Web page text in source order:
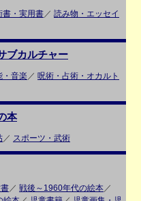
書・実用書／ 読み物・エッセイ
ブカルチャー
・音楽 ／ 呪術・占術・オカルト
本
／ スポーツ・武術
／ 戦後～1960年代の絵本／